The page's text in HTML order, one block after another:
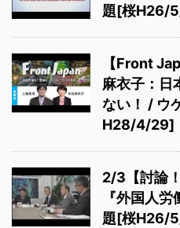
題[桜H26/
【Front
麻衣子：日
ない！ / ウ
H28/4/29]
2/3【討論
『外国人
題[桜H26/